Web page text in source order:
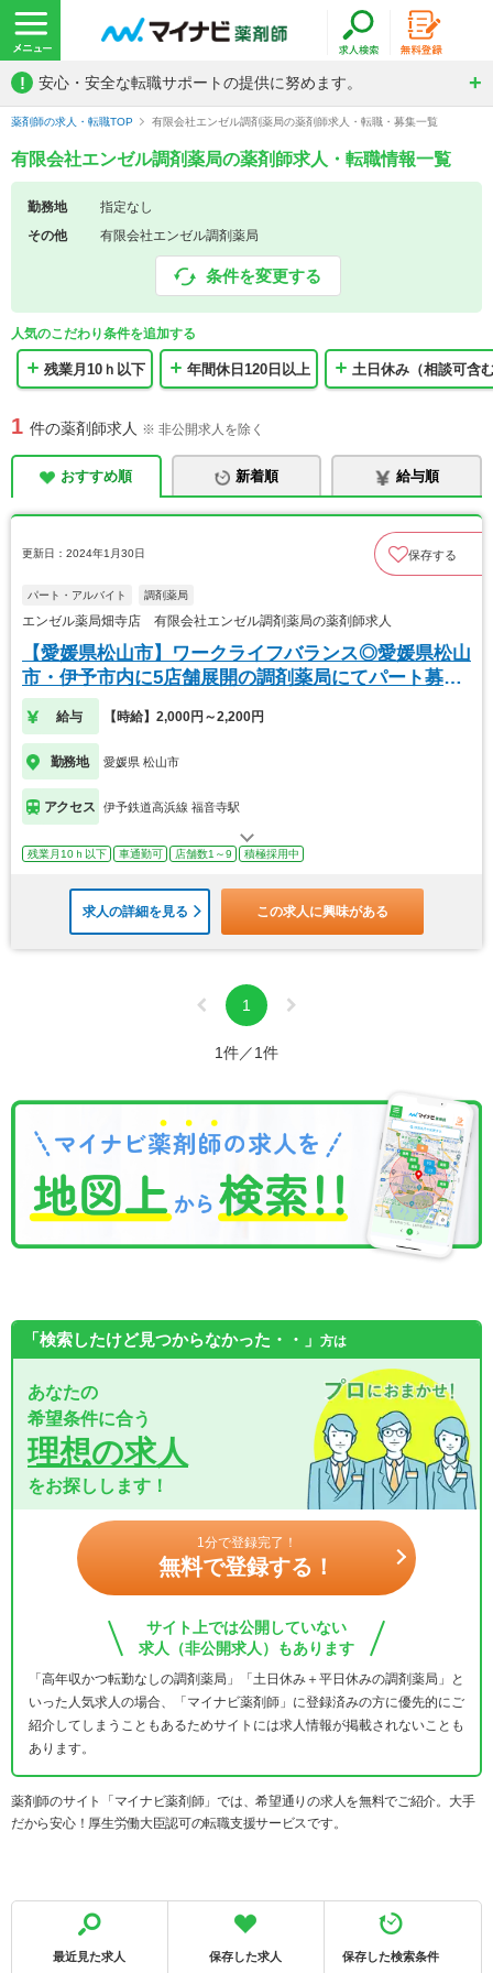
! 安心・安全な転職サポートの提供に努めます。
薬剤師の求人・転職TOP 有限会社エンゼル調剤薬局の薬剤師求人・転職・募集一覧
有限会社エンゼル調剤薬局の薬剤師求人・転職情報一覧
勤務地
指定なし
その他
有限会社エンゼル調剤薬局
条件を変更する
人気のこだわり条件を追加する
残業月10ｈ以下 年間休日120日以上 土日休み（相談可含
1 件の薬剤師求人 ※ 非公開求人を除く
おすすめ順 新着順 給与順
更新日：2024年1月30日 保存する
パート・アルバイト 調剤薬局
エンゼル薬局畑寺店 有限会社エンゼル調剤薬局の薬剤師求人
【愛媛県松山市】ワークライフバランス◎愛媛県松山
市・伊予市内に5店舗展開の調剤薬局にてパート募
集！
給与 【時給】2,000円～2,200円
勤務地 愛媛県 松山市
アクセス 伊予鉄道高浜線 福音寺駅
残業月10ｈ以下 車通勤可 店舗数1～9 積極採用中
求人の詳細を見る この求人に興味がある
1
1件／1件
「検索したけど見つからなかった・・」 方は
あなたの
希望条件に合う
理想の求人
をお探しします！
1分で登録完了！
無料で登録する！
サイト上では公開していない
求人（非公開求人）もあります
「高年収かつ転勤なしの調剤薬局」「土日休み＋平日休みの調剤薬局」と
いった人気求人の場合、「マイナビ薬剤師」に登録済みの方に優先的にご
紹介してしまうこともあるためサイトには求人情報が掲載されないことも
あります。
薬剤師のサイト「マイナビ薬剤師」では、希望通りの求人を無料でご紹介。大手
だから安心！厚生労働大臣認可の転職支援サービスです。
最近見た求人 保存した求人 保存した検索条件